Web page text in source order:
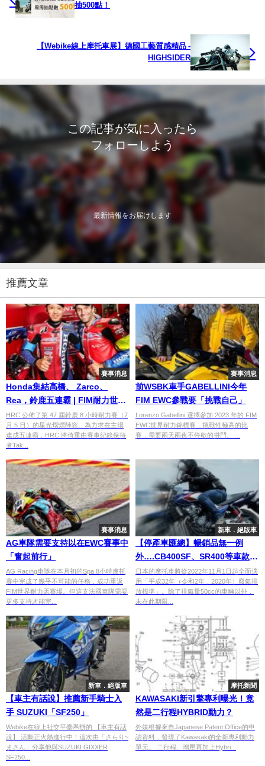
抽500點！
【Webike線上摩托車展】德國工藝質感精品 -
HIGHSIDER
この記事が気に入ったら
フォローしよう
最新情報をお届けします
推薦文章
賽事消息
Honda集結高橋、 Zarco、
Rea，鈴鹿五連霸 | FIM耐力世界
錦標賽
HRC 公佈了第 47 屆鈴鹿 8 小時耐力賽（7
月 5 日）的星光熠熠陣容。為力求在主場
達成五連霸，HRC 將倚重由賽事紀錄保持
者Tak...
賽事消息
前WSBK車手GABELLINI今年
FIM EWC參戰要「挑戰自己」
Lorenzo Gabellini 選擇參加 2023 年的 FIM
EWC世界耐力錦標賽，挑戰性極高的比
賽，需要兩天兩夜不停歇的拼鬥。 ...
賽事消息
AG車隊需要支持以在EWC賽事中
「奮起前行」
AG Racing車隊在本月初的Spa 8小時摩托
賽中完成了幾乎不可能的任務，成功重返
FIM世界耐力盃賽場。但這支法國車隊需要
更多支持才能完...
新車．絕版車
【停產車匯總】暢銷品無一例
外….CB400SF、SR400等車款將
消失
日本的摩托車將從2022年11月1日起全面適
用「平成32年（令和2年，2020年）廢氣排
放標準」。除了排氣量50cc的車輛以外，
未在此期限...
新車．絕版車
【車主有話說】推薦新手騎士入
手 SUZUKI「SF250」
Webike在線上社交平臺舉辦的 【車主有話
說】 活動正火熱進行中！這次由「さらり~
まさん」分享他與SUZUKI GIXXER
SF250...
摩托新聞
KAWASAKI新引擎專利曝光！竟
然是二行程HYBRID動力？
外媒根據來自Japanese Patent Office的申
請資料，發現了Kawasaki的全新專利動力
單元。 二行程、增壓再加上Hybri...